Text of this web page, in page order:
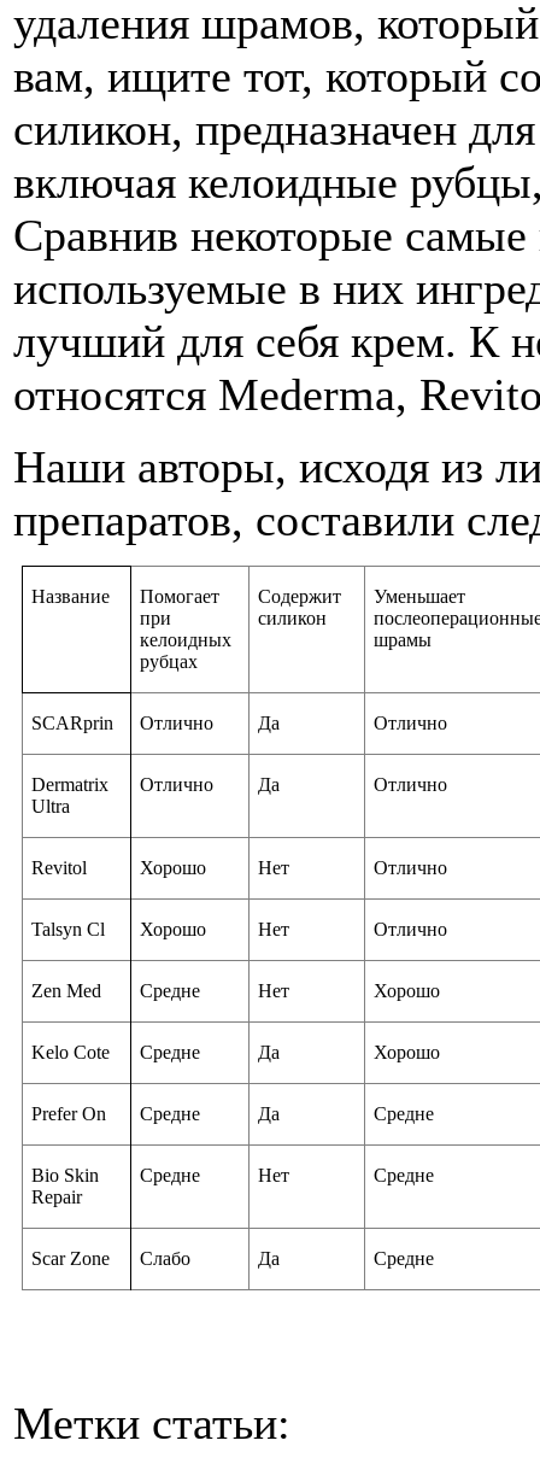
удаления шрамов,
вам, ищите тот, который
силикон, предназначен
включая келоидные
Сравнив некоторые
используемые в них
лучший для себя крем. К
относятся Mederma,
Наши авторы, исходя из
препаратов, составили
Название
Помогает
при
келоидных
рубцах
Содержит
силикон
Уменьшает
шрамы
SCARprin Отлично Да Отлично
Dermatrix
Ultra
Отлично Да Отлично
Revitol Хорошо Нет Отлично
Talsyn Cl Хорошо Нет Отлично
Zen Med Средне Нет Хорошо
Kelo Cote Средне Да Хорошо
Prefer On Средне Да Средне
Bio Skin
Repair
Средне Нет Средне
Scar Zone Слабо Да Средне
Метки статьи: